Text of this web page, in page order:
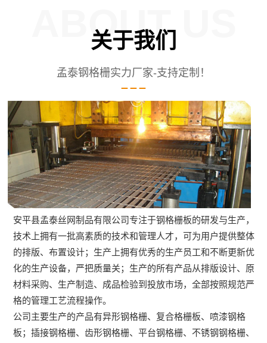
关于我们
ABOUT US
孟泰钢格栅实力厂家-支持定制！
安平县孟泰丝网制品有限公司专注于钢格栅板的研发与生产，
技术上拥有一批高素质的技术和管理人才，可为用户提供整体
的排版、布置设计；生产上拥有优秀的生产员工和不断更新优
化的生产设备，严把质量关；生产的所有产品从排版设计、原
材料采购、生产制造、成品检验到投放市场，全部按照规范严
格的管理工艺流程操作。
公司主要生产的产品有异形钢格栅、复合格栅板、喷漆钢格
板；插接钢格栅、齿形钢格栅、平台钢格栅、不锈钢钢格栅、